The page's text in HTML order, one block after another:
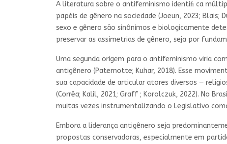
A literatura sobre o antifeminismo identiﬁ ca
papéis de gênero na sociedade (Joeun, 2023;
sexo e gênero são sinônimos e biologicamente
preservar as assimetrias de gênero, seja por
Uma segunda origem para o antifeminismo viria
antigênero (Paternotte; Kuhar, 2018). Esse
sua capacidade de articular atores diversos —
(Corrêa; Kalil, 2021; Graff ; Korolczuk, 2022). No
muitas vezes instrumentalizando o Legislativo
Embora a liderança antigênero seja
propostas conservadoras, especialmente em